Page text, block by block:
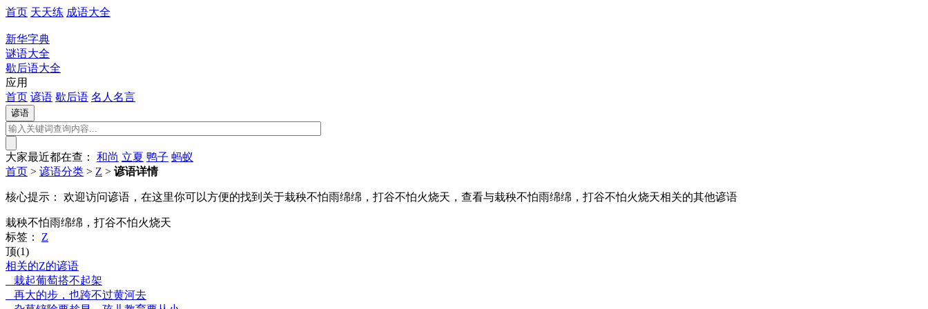
首页 天天练 成语大全
新华字典
谜语大全
歇后语大全
应用
首页 谚语 歇后语 名人名言
大家最近都在查： 和尚 立夏 鸭子 蚂蚁
首页 > 谚语分类 > Z > 谚语详情
核心提示： 欢迎访问谚语，在这里你可以方便的找到关于栽秧不怕雨绵绵，打谷不怕火烧天，查看与栽秧不怕雨绵绵，打谷不怕火烧天相关的其他谚语
栽秧不怕雨绵绵，打谷不怕火烧天
标签：
Z
顶(1)
相关的Z的谚语
栽起葡萄搭不起架
再大的步，也跨不过黄河去